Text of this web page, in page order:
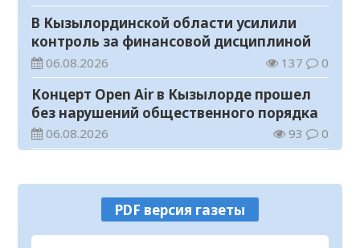
В Кызылординской области усилили
контроль за финансовой дисциплиной
06.08.2026 137 0
Концерт Open Air в Кызылорде прошел
без нарушений общественного порядка
06.08.2026 93 0
конкурс видеороликов о семейных
ценностях и Конституции
06.08.2026
Соблюдение правил пожарной
PDF версия газеты